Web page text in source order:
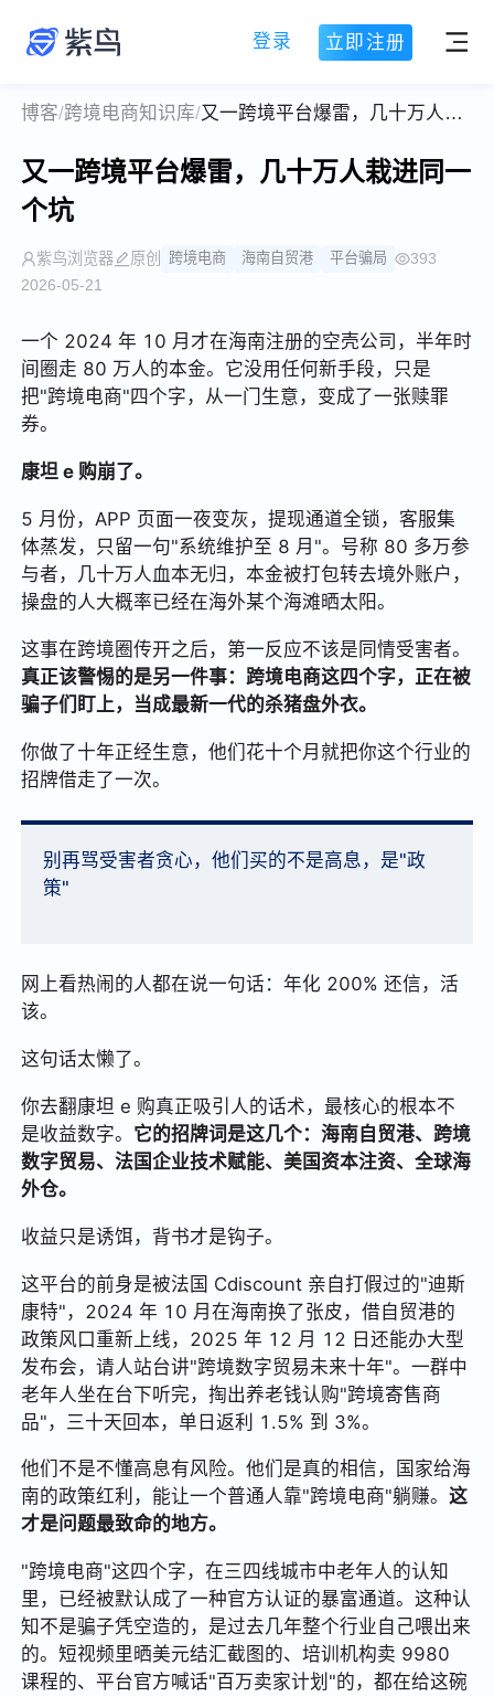
登录 立即注册
博客/跨境电商知识库/ 又一跨境平台爆雷，几十万人栽进同一个坑
又一跨境平台爆雷，几十万人栽进同一
个坑
紫鸟浏览器 原创 跨境电商 海南自贸港 平台骗局
393
2026-05-21
一个 2024 年 10 月才在海南注册的空壳公司，半年时
间圈走 80 万人的本金。它没用任何新手段，只是
把"跨境电商"四个字，从一门生意，变成了一张赎罪
券。
康坦 e 购崩了。
5 月份，APP 页面一夜变灰，提现通道全锁，客服集
体蒸发，只留一句"系统维护至 8 月"。号称 80 多万参
与者，几十万人血本无归，本金被打包转去境外账户，
操盘的人大概率已经在海外某个海滩晒太阳。
这事在跨境圈传开之后，第一反应不该是同情受害者。
真正该警惕的是另一件事：跨境电商这四个字，正在被
骗子们盯上，当成最新一代的杀猪盘外衣。
你做了十年正经生意，他们花十个月就把你这个行业的
招牌借走了一次。
别再骂受害者贪心，他们买的不是高息，是"政
策"
网上看热闹的人都在说一句话：年化 200% 还信，活
该。
这句话太懒了。
你去翻康坦 e 购真正吸引人的话术，最核心的根本不
是收益数字。 它的招牌词是这几个：海南自贸港、跨境
数字贸易、法国企业技术赋能、美国资本注资、全球海
外仓。
收益只是诱饵，背书才是钩子。
这平台的前身是被法国 Cdiscount 亲自打假过的"迪斯
康特"，2024 年 10 月在海南换了张皮，借自贸港的
政策风口重新上线，2025 年 12 月 12 日还能办大型
发布会，请人站台讲"跨境数字贸易未来十年"。一群中
老年人坐在台下听完，掏出养老钱认购"跨境寄售商
品"，三十天回本，单日返利 1.5% 到 3%。
他们不是不懂高息有风险。他们是真的相信，国家给海
南的政策红利，能让一个普通人靠"跨境电商"躺赚。这
才是问题最致命的地方。
"跨境电商"这四个字，在三四线城市中老年人的认知
里，已经被默认成了一种官方认证的暴富通道。这种认
知不是骗子凭空造的，是过去几年整个行业自己喂出来
的。短视频里晒美元结汇截图的、培训机构卖 9980
课程的、平台官方喊话"百万卖家计划"的，都在给这碗